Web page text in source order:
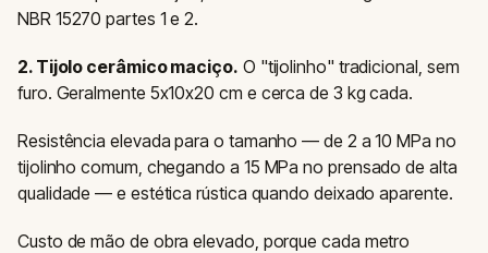
NBR 15270 partes 1 e 2.
2. Tijolo cerâmico maciço. O "tijolinho" tradicional, sem
furo. Geralmente 5x10x20 cm e cerca de 3 kg cada.
Resistência elevada para o tamanho — de 2 a 10 MPa no
tijolinho comum, chegando a 15 MPa no prensado de alta
qualidade — e estética rústica quando deixado aparente.
Custo de mão de obra elevado, porque cada metro